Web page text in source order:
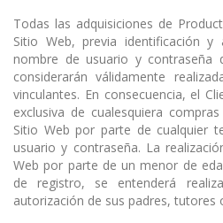
Todas las adquisiciones de
Sitio Web, previa identificación y
nombre de usuario y contraseña
considerarán válidamente
vinculantes. En consecuencia, el
exclusiva de cualesquiera
Sitio Web por parte de cualquier
usuario y contraseña. La
Web por parte de un menor de
de registro, se entenderá
autorización de sus padres, tutores